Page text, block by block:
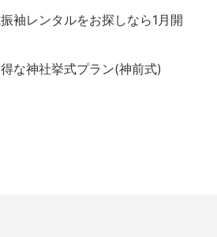
袖レンタルをお探しなら1月開
な神社挙式プラン(神前式)